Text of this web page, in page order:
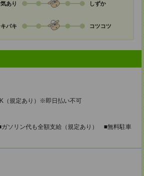
あり しずか
パキ コツコツ
規定あり）※即日払い不可
ソリン代も全額支給（規定あり） ■無料駐車